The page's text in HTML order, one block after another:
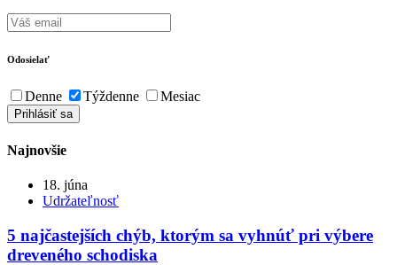
Odosielať
Denne Týždenne Mesiac
Najnovšie
18. júna
Udržateľnosť
5 najčastejších chýb, ktorým sa vyhnúť pri výbere
dreveného schodiska